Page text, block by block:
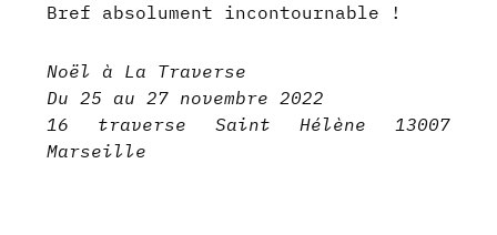
Bref absolument incontournable !
Noël à La Traverse
Du 25 au 27 novembre 2022
16 traverse Saint Hélène 13007
Marseille